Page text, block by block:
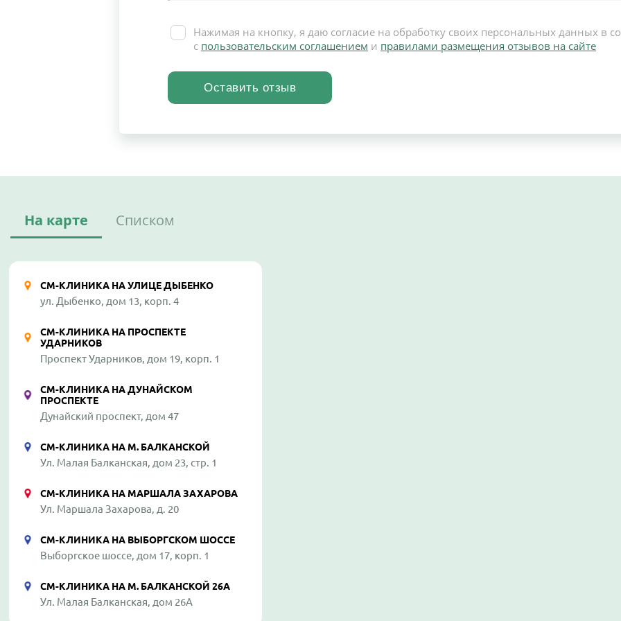
Нажимая на кнопку, я даю согласие на обработку своих персональных данных в
с пользовательским соглашением и правилами размещения отзывов на сайте
На карте Списком
СМ-КЛИНИКА НА УЛИЦЕ ДЫБЕНКО
ул. Дыбенко, дом 13, корп. 4
СМ-КЛИНИКА НА ПРОСПЕКТЕ
УДАРНИКОВ
Проспект Ударников, дом 19, корп. 1
СМ-КЛИНИКА НА ДУНАЙСКОМ
ПРОСПЕКТЕ
Дунайский проспект, дом 47
СМ-КЛИНИКА НА М. БАЛКАНСКОЙ
Ул. Малая Балканская, дом 23, стр. 1
СМ-КЛИНИКА НА МАРШАЛА ЗАХАРОВА
Ул. Маршала Захарова, д. 20
СМ-КЛИНИКА НА ВЫБОРГСКОМ ШОССЕ
Выборгское шоссе, дом 17, корп. 1
СМ-КЛИНИКА НА М. БАЛКАНСКОЙ 26А
Ул. Малая Балканская, дом 26А